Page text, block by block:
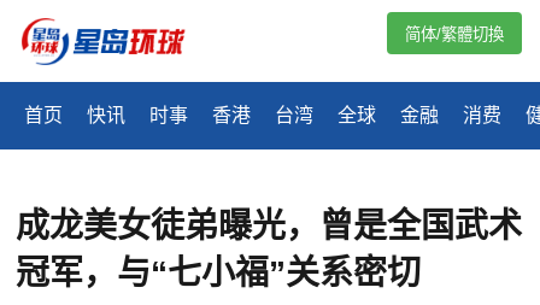
首页 快讯 时事 香港 台湾 全球 金融 消费
简体/繁體切換
成龙美女徒弟曝光，曾是全国武术
冠军，与“七小福”关系密切